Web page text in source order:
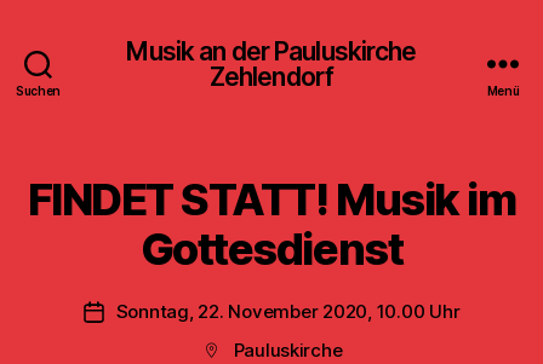
Suchen
Musik an der Pauluskirche
Zehlendorf
Menü
FINDET STATT! Musik im
Gottesdienst
Veröffentlichungsdatum
Sonntag, 22. November 2020, 10.00 Uhr
Beitragsort
Pauluskirche